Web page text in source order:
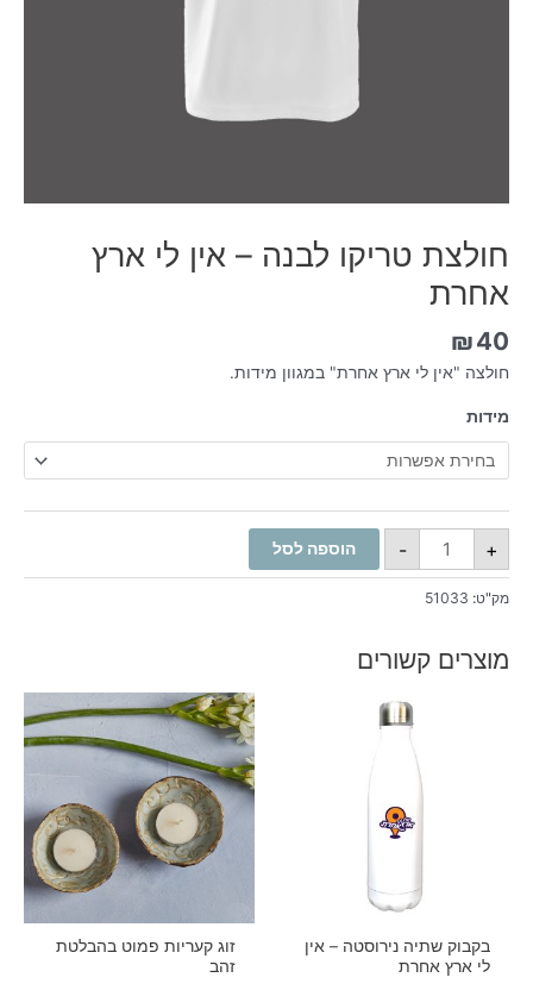
חולצת טריקו לבנה – אין לי ארץ
אחרת
₪40
חולצה "אין לי ארץ אחרת" במגוון מידות.
מידות
- + הוספה לסל
מק"ט: 51033
מוצרים קשורים
בקבוק שתיה נירוסטה – אין
לי ארץ אחרת
זוג קעריות פמוט בהבלטת
זהב